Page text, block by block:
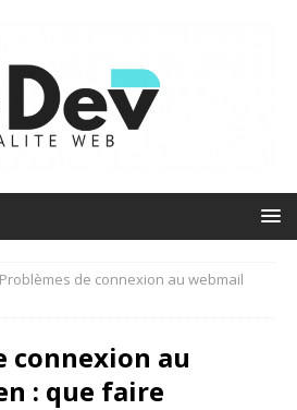
Problèmes de connexion au webmail
connexion au
: que faire